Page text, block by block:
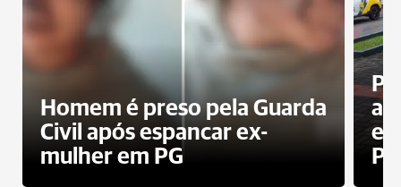
Homem é preso pela Guarda
Civil após espancar ex-
mulher em PG